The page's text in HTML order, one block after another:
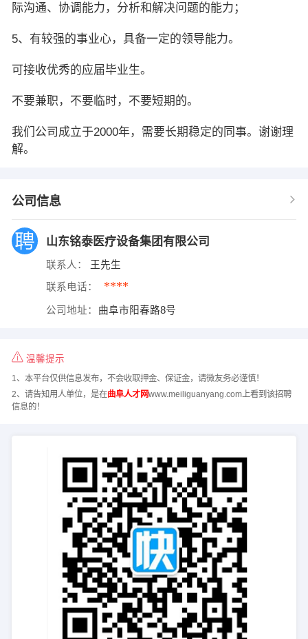
际沟通、协调能力，分析和解决问题的能力；
5、有较强的事业心，具备一定的领导能力。
可接收优秀的应届毕业生。
不要兼职，不要临时，不要短期的。
我们公司成立于2000年，需要长期稳定的同事。谢谢理
解。
公司信息
山东铭泰医疗设备集团有限公司
联系人： 王先生
联系电话： ****
公司地址： 曲阜市阳春路8号
温馨提示
1、本平台仅供信息发布，不会收取押金、保证金，请微友务必谨慎！
2、请告知用人单位，是在曲阜人才网www.meiliguanyang.com上看到该招聘
信息的！